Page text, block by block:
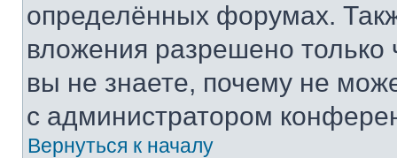
определённых форумах.
вложения разрешено
вы не знаете, почему не
с администратором
Вернуться к началу